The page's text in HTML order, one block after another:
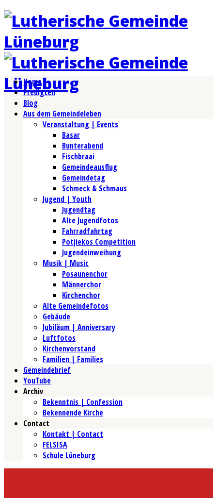
Home
Predigten
Blog
Aus dem Gemeindeleben
Veranstaltung | Events
Basar
Bunterabend
Fischbraai
Gemeindeausflug
Gemeindetag
Schmeck & Schmaus
Jugend | Youth
Jugendtag
Alte Jugendfotos
Fahrradfahrtag
Potjiekos Competition
Jugendeinweihung
Musik | Music
Posaunenchor
Männerchor
Kirchenchor
Alte Gemeindefotos
Gebäude
Jubiläum | Anniversary
Luftfotos
Kirchenvorstand
Familien | Families
Gemeindebrief
YouTube
Archiv
Bekenntnis | Confession
Bekennende Kirche
Contact
Kontakt | Contact
FELSISA
Schule Lüneburg